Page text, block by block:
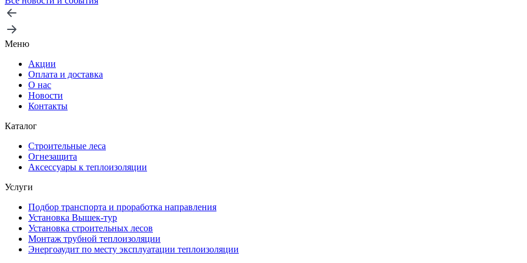
Меню
Акции
Оплата и доставка
О нас
Новости
Контакты
Каталог
Строительные леса
Огнезащита
Аксессуары к теплоизоляции
Услуги
Подбор транспорта и проработка направления
Установка Вышек-тур
Установка строительных лесов
Монтаж трубной теплоизоляции
Энергоаудит по месту эксплуатации теплоизоляции